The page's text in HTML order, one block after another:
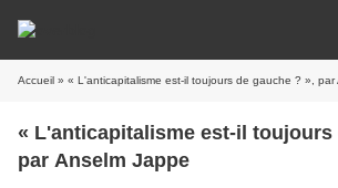
Accueil » « L'anticapitalisme est-il toujours de gauche ? », par
« L'anticapitalisme est-il toujours
par Anselm Jappe